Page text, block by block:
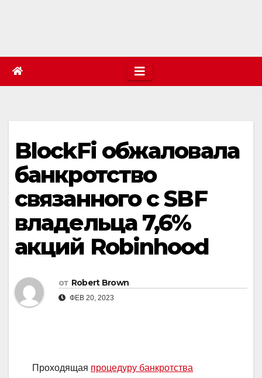
BlockFi обжаловала
банкротство
связанного с SBF
владельца 7,6%
акций Robinhood
от Robert Brown
ФЕВ 20, 2023
Проходящая процедуру банкротства